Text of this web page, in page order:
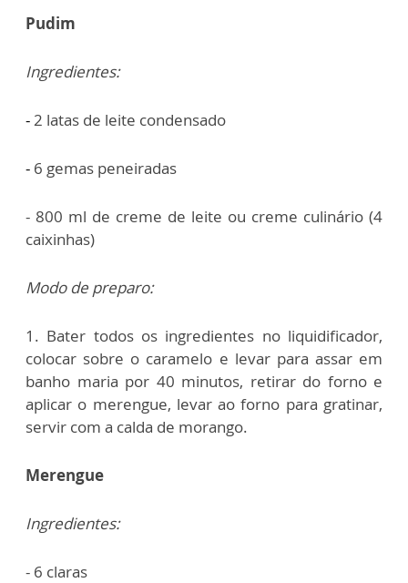
Pudim
Ingredientes:
-2 latas de leite condensado
- 6 gemas peneiradas
- 800 ml de creme de leite ou creme culinário (4
caixinhas)
Modo de preparo:
1. Bater todos os ingredientes no liquidificador,
colocar sobre o caramelo e levar para assar em
banho maria por 40 minutos, retirar do forno e
aplicar o merengue, levar ao forno para gratinar,
servir com a calda de morango.
Merengue
Ingredientes:
- 6 claras